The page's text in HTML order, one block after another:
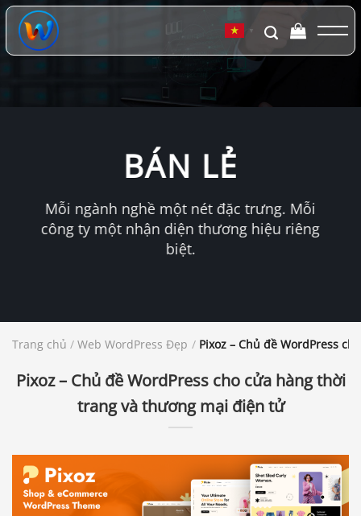
Chuyển
đến
dung
▼
BÁN LẺ
Mỗi ngành nghề một nét đặc trưng. Mỗi
công ty một nhận diện thương hiệu riêng
biệt.
Trang chủ / Web WordPress Đẹp / Pixoz – Chủ đề WordPress
Pixoz – Chủ đề WordPress cho cửa hàng thời
trang và thương mại điện tử